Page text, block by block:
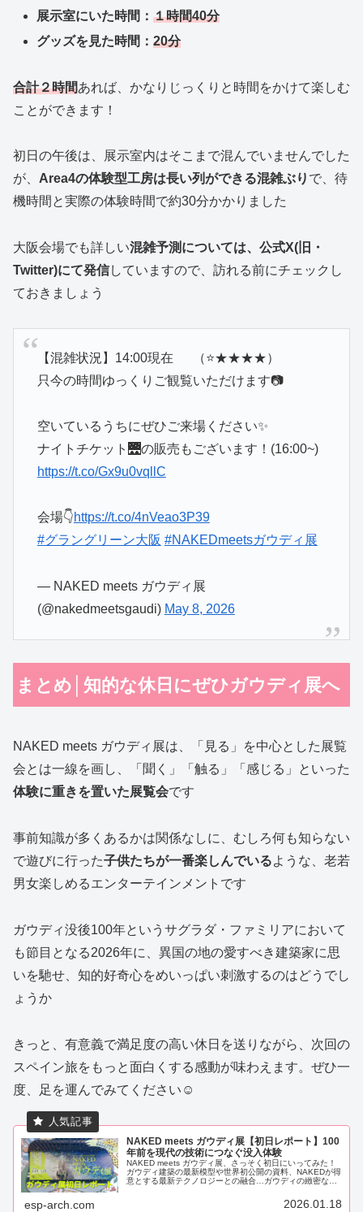
展示室にいた時間：１時間40分
グッズを見た時間：20分
合計２時間あれば、かなりじっくりと時間をかけて楽しむ
ことができます！
初日の午後は、展示室内はそこまで混んでいませんでした
が、 Area4の体験型工房は長い列ができる混雑ぶり で、待
機時間と実際の体験時間で約30分かかりました
大阪会場でも詳しい混雑予測については、公式X(旧・
Twitter)にて発信していますので、訪れる前にチェックし
ておきましょう
【混雑状況】14:00現在 （⭐️★★★★）
只今の時間ゆっくりご観覧いただけます📷
空いているうちにぜひご来場ください✨
ナイトチケット🌉の販売もございます！(16:00~)
https://t.co/Gx9u0vqllC
会場👇https://t.co/4nVeao3P39
#グラングリーン大阪 #NAKEDmeetsガウディ展
— NAKED meets ガウディ展
(@nakedmeetsgaudi) May 8, 2026
まとめ│知的な休日にぜひガウディ展へ
NAKED meets ガウディ展は、「見る」を中心とした展覧
会とは一線を画し、「聞く」「触る」「感じる」といった
体験に重きを置いた展覧会です
事前知識が多くあるかは関係なしに、むしろ何も知らない
で遊びに行った子供たちが一番楽しんでいるような、老若
男女楽しめるエンターテインメントです
ガウディ没後100年というサグラダ・ファミリアにおいて
も節目となる2026年に、異国の地の愛すべき建築家に思
いを馳せ、知的好奇心をめいっぱい刺激するのはどうでし
ょうか
きっと、有意義で満足度の高い休日を送りながら、次回の
スペイン旅をもっと面白くする感動が味わえます。ぜひ一
度、足を運んでみてください☺
NAKED meets ガウディ展【初日レポート】100
年前を現代の技術につなぐ没入体験
NAKED meets ガウディ展、さっそく初日にいってみた！
ガウディ建築の最新模型や世界初公開の資料、NAKEDが得
意とする最新テクノロジーとの融合…ガウディの緻密な計
esp-arch.com 2026.01.18